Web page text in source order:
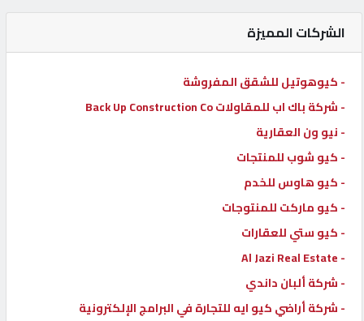
كيو
ماركت
الدليل
القطري
POWERED
QHOST
الشركات المميزة
- كيوهوتيل للشقق المفروشة
- شركة باك اب للمقاولات Back Up Construction Co
- نيو ون العقارية
- كيو شوب للمنتجات
- كيو هاوس للخدم
- كيو ماركت للمنتوجات
- كيو ستي للعقارات
- Al Jazi Real Estate
- شركة ألبان داندي
- شركة أراضي كيو ايه للتجارة في البرامج الإلكترونية